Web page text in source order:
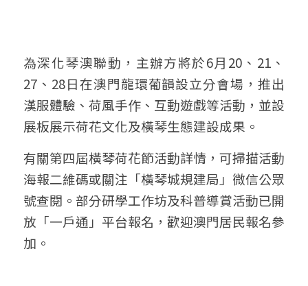
為深化琴澳聯動，主辦方將於6月20、21、
27、28日在澳門龍環葡韻設立分會場，推出
漢服體驗、荷風手作、互動遊戲等活動，並設
展板展示荷花文化及橫琴生態建設成果。
有關第四屆橫琴荷花節活動詳情，可掃描活動
海報二維碼或關注「橫琴城規建局」微信公眾
號查閱。部分研學工作坊及科普導賞活動已開
放「一戶通」平台報名，歡迎澳門居民報名參
加。